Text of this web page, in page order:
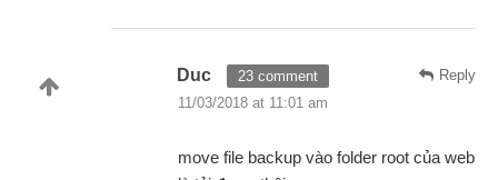
Reply
Duc
23 comment
11/03/2018 at 11:01 am
move file backup vào folder root của web